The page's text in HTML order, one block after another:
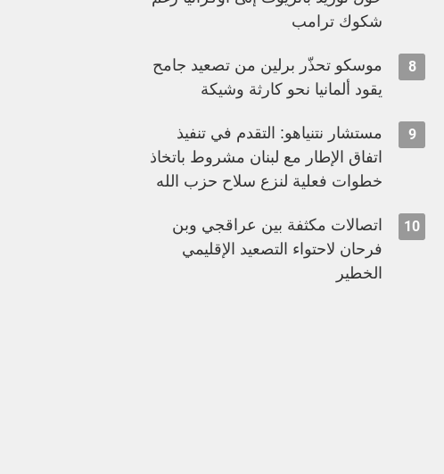
شكوك ترامب
8
موسكو تحذّر برلين من تصعيد جامح
يقود ألمانيا نحو كارثة وشيكة
9
مستشار نتنياهو: التقدم في تنفيذ
اتفاق الإطار مع لبنان مشروط باتخاذ
خطوات فعلية لنزع سلاح حزب الله
10
اتصالات مكثفة بين عراقجي وبن
فرحان لاحتواء التصعيد الإقليمي
الخطير